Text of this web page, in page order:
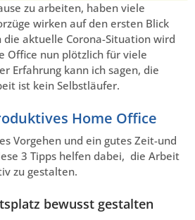
zu arbeiten, haben viele
wirken auf den ersten Blick
die aktuelle Corona-Situation wird
Office nun plötzlich für viele
Erfahrung kann ich sagen, die
ist kein Selbstläufer.
Home Office
Vorgehen und ein gutes Zeit-und
3 Tipps helfen dabei, die Arbeit
zu gestalten.
bewusst gestalten